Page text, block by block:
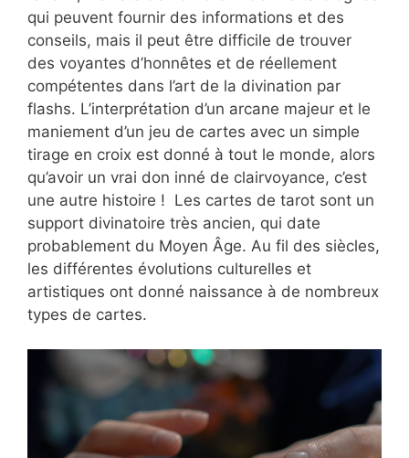
qui peuvent fournir des informations et des
conseils, mais il peut être difficile de trouver
des voyantes d’honnêtes et de réellement
compétentes dans l’art de la divination par
flashs. L’interprétation d’un arcane majeur et le
maniement d’un jeu de cartes avec un simple
tirage en croix est donné à tout le monde, alors
qu’avoir un vrai don inné de clairvoyance, c’est
une autre histoire ! Les cartes de tarot sont un
support divinatoire très ancien, qui date
probablement du Moyen Âge. Au fil des siècles,
les différentes évolutions culturelles et
artistiques ont donné naissance à de nombreux
types de cartes.